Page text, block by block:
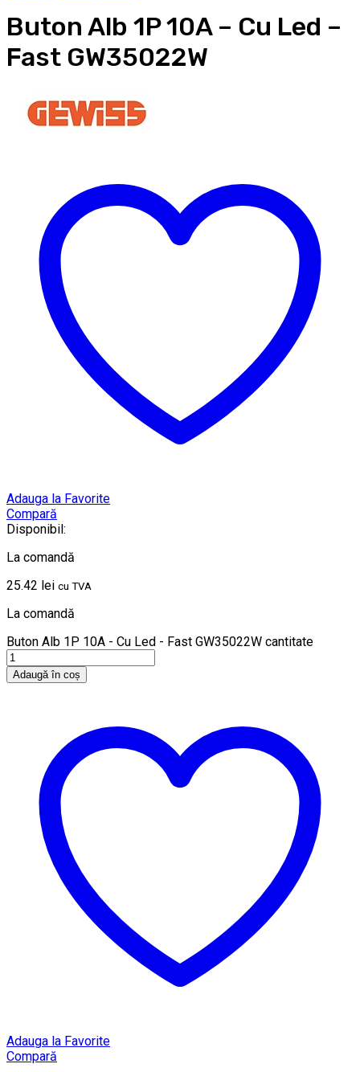
Buton Alb 1P 10A – Cu Led –
Fast GW35022W
Adauga la Favorite
Compară
Disponibil:
La comandă
25.42 lei cu TVA
La comandă
Buton Alb 1P 10A - Cu Led - Fast GW35022W cantitate
Adaugă în coș
Adauga la Favorite
Compară